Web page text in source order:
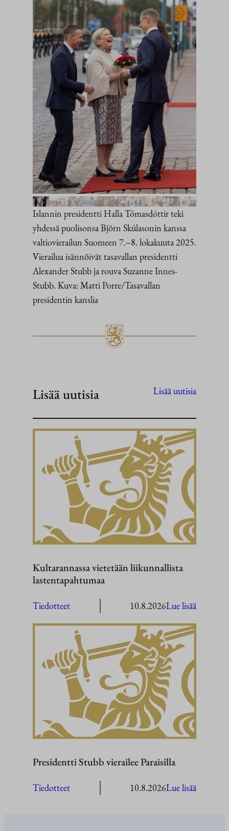
Islannin presidentti Halla Tómasdóttir teki
yhdessä puolisonsa Björn Skúlasonin kanssa
valtiovierailun Suomeen 7.–8. lokakuuta 2025.
Vierailua isännöivät tasavallan presidentti
Alexander Stubb ja rouva Suzanne Innes-
Stubb. Kuva: Matti Porre/Tasavallan
presidentin kanslia
Lisää uutisia Lisää uutisia
Kultarannassa vietetään liikunnallista
lastentapahtumaa
Tiedotteet 10.8.2026Lue lisää
Presidentti Stubb vierailee Paraisilla
Tiedotteet 10.8.2026Lue lisää